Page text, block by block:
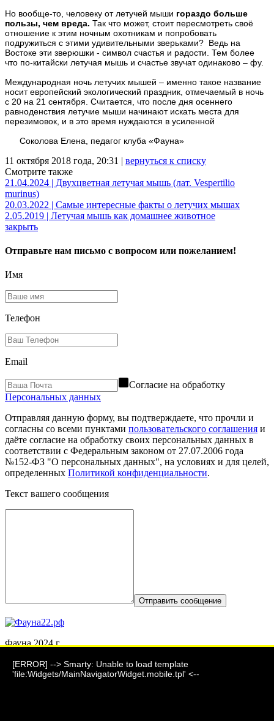
[ERROR] --> Smarty: Unable to load template
'file:Widgets/MainNavigatorWidget.mobile.tpl' <--
Но вообще-то, человеку от летучей мыши гораздо больше
пользы, чем вреда. Так что может, стоит пересмотреть своё
отношение к этим ночным охотникам и попробовать
подружиться с этими удивительными зверьками? Ведь на
Востоке эти зверюшки - символ счастья и радости. Тем более
что по-китайски летучая мышь и счастье звучат одинаково – фу.
Международная ночь летучих мышей – именно такое название
носит европейский экологический праздник, отмечаемый в ночь
с 20 на 21 сентября. Считается, что после дня осеннего
равноденствия летучие мыши начинают искать места для
перезимовок, и в это время нуждаются в усиленной
Соколова Елена, педагог клуба «Фауна»
11 октября 2018 года, 20:31 | вернуться к списку
Смотрите также
21.04.2024 | Двухцветная летучая мышь (лат. Vespertilio
murinus)
20.03.2022 | Самые интересные факты о летучих мышах
2.05.2019 | Летучая мышь как домашнее животное
закрыть
Отправьте нам письмо с вопросом или пожеланием!
Имя
Телефон
Email
Согласие на обработку
Персональных данных
Отправляя данную форму, вы подтверждаете, что прочли и
согласны со всеми пунктами пользовательского соглашения и
даёте согласие на обработку своих персональных данных в
соответствии с Федеральным законом от 27.07.2006 года
№152-ФЗ "О персональных данных", на условиях и для целей,
определенных Политикой конфиденциальности.
Текст вашего сообщения
Отправить сообщение
Фауна 2024 г.
г. Барнаул, ул. Парковая, дом 7
+7 (903) 995-24-06